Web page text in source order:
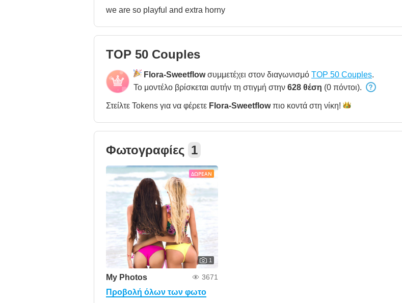
we are so playful and extra horny
TOP 50 Couples
Flora-Sweetflow συμμετέχει στον διαγωνισμό TOP 50 Couples.
Το μοντέλο βρίσκεται αυτήν τη στιγμή στην 628 θέση (0 πόντοι).
Στείλτε Tokens για να φέρετε Flora-Sweetflow πιο κοντά στη νίκη!
Φωτογραφίες 1
ΔΩΡΕΆΝ
1
My Photos 3671
Προβολή όλων των φωτο